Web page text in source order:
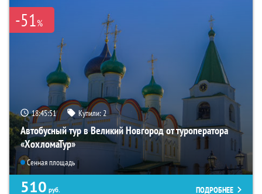
-51%
18:45:50 Купили:2
Автобусный тур в Великий Новгород от туроператора
«ХохломаТур»
Сенная площадь
510 руб.
ПОДРОБНЕЕ